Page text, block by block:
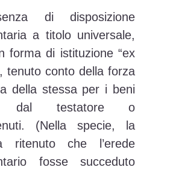
di disposizione
a titolo universale,
forma di istituzione “ex
tenuto conto della forza
della stessa per i beni
dal testatore o
(Nella specie, la
ritenuto che l’erede
fosse succeduto